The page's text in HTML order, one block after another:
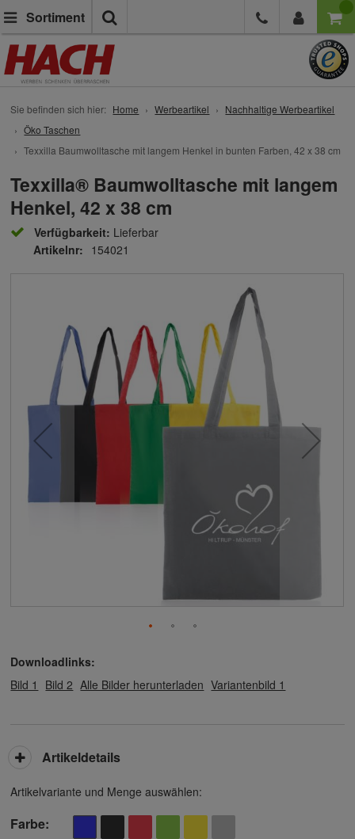
Sortiment
Sie befinden sich hier: Home Werbeartikel
Nachhaltige Werbeartikel
Öko Taschen
Texxilla Baumwolltasche mit langem Henkel in bunten Farben, 42 x 38 cm
Texxilla® Baumwolltasche mit langem
Henkel, 42 x 38 cm
Verfügbarkeit: Lieferbar
Artikelnr: 154021
Downloadlinks:
Bild 1
Bild 2 Alle Bilder herunterladen Variantenbild 1
Artikelvariante und Menge auswählen:
Farbe
Artikeldetails